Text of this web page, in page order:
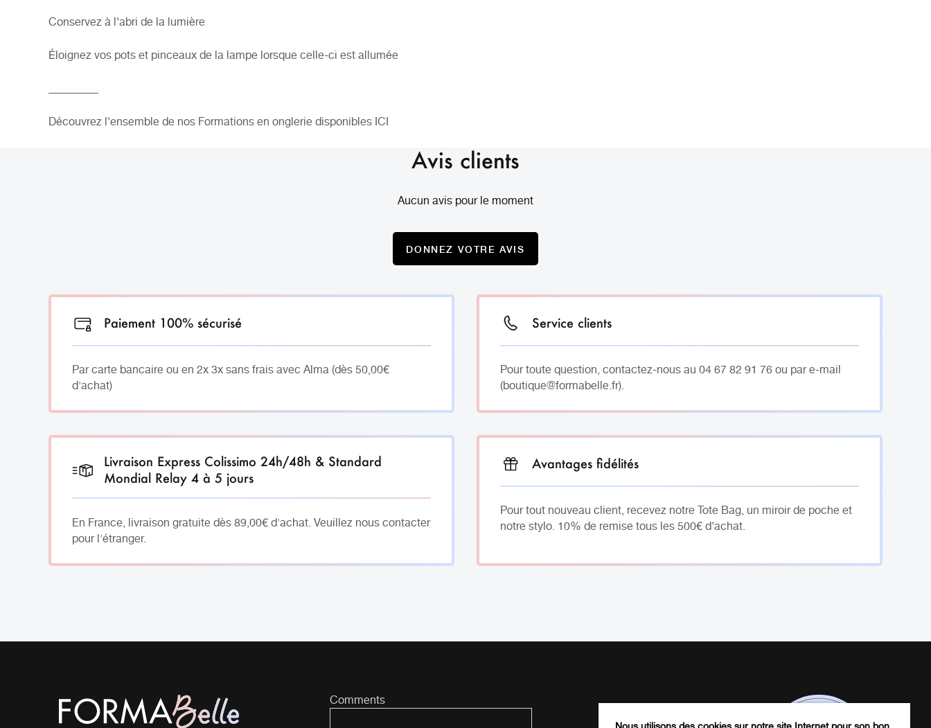
Conservez à l’abri de la lumière
Éloignez vos pots et pinceaux de la lampe lorsque celle-ci est allumée
_________
Découvrez l’ensemble de nos Formations en onglerie disponibles ICI
Avis clients
Aucun avis pour le moment
DONNEZ VOTRE AVIS
Paiement 100% sécurisé
Par carte bancaire ou en 2x 3x sans frais avec Alma (dès 50,00€
d'achat)
Service clients
Pour toute question, contactez-nous au 04 67 82 91 76 ou par e-mail
(boutique@formabelle.fr).
Livraison Express Colissimo 24h/48h & Standard
Mondial Relay 4 à 5 jours
En France, livraison gratuite dès 89,00€ d'achat. Veuillez nous contacter
pour l'étranger.
Avantages fidélités
Pour tout nouveau client, recevez notre Tote Bag, un miroir de poche et
notre stylo. 10% de remise tous les 500€ d’achat.
Comments